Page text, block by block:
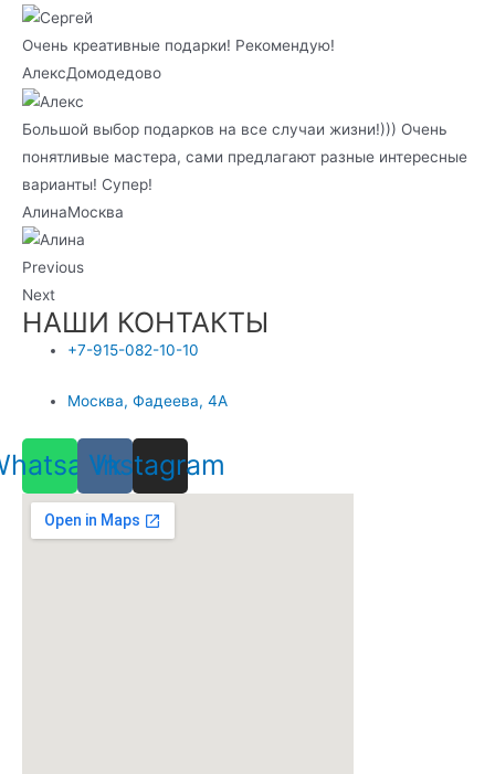
Очень креативные подарки! Рекомендую!
АлексДомодедово
Большой выбор подарков на все случаи жизни!))) Очень
понятливые мастера, сами предлагают разные интересные
варианты! Супер!
АлинаМосква
Previous
Next
НАШИ КОНТАКТЫ
+7-915-082-10-10
Москва, Фадеева, 4А
Vk
Instagram